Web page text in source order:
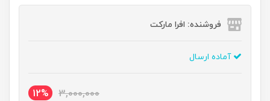
فروشنده: افرا مارکت
آماده ارسال
3,000,000
12%